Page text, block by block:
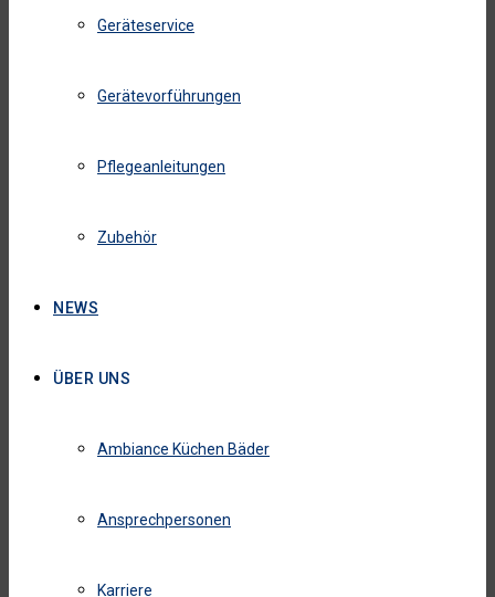
Geräteservice
Gerätevorführungen
Pflegeanleitungen
Zubehör
NEWS
ÜBER UNS
Ambiance Küchen Bäder
Ansprechpersonen
Karriere